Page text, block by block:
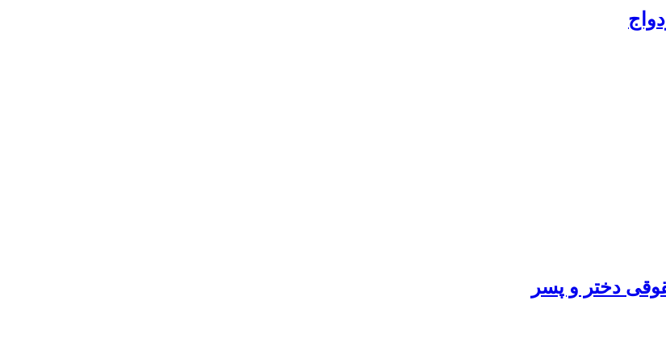
دختر و پسر